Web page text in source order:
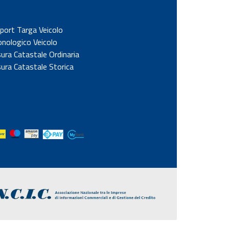
Targa Veicolo
Veicolo
Catastale Ordinaria
Catastale Storica